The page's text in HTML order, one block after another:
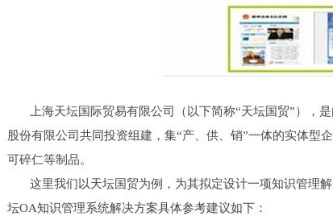
上海天坛国际贸易有限公司（以下简称“天坛国贸”），
股份有限公司共同投资组建，集“产、供、销”一体的实体
可碎仁等制品。
这里我们以天坛国贸为例，为其拟定设计一项知识管理解
坛OA知识管理系统解决方案具体参考建议如下：